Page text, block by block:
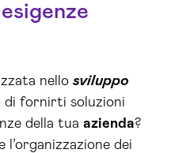
nello sviluppo
di fornirti soluzioni
della tua azienda?
l’organizzazione dei